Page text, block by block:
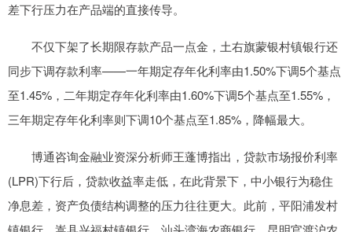
差下行压力在产品端的直接传导。
不仅下架了长期限存款产品一点金，土右旗蒙银村镇银行还
同步下调存款利率——一年期定存年化利率由1.50%下调5个基点
至1.45%，二年期定存年化利率由1.60%下调5个基点至1.55%，
三年期定存年化利率则下调10个基点至1.85%，降幅最大。
博通咨询金融业资深分析师王蓬博指出，贷款市场报价利率
(LPR)下行后，贷款收益率走低，在此背景下，中小银行为稳住
净息差，资产负债结构调整的压力往往更大。此前，平阳浦发村